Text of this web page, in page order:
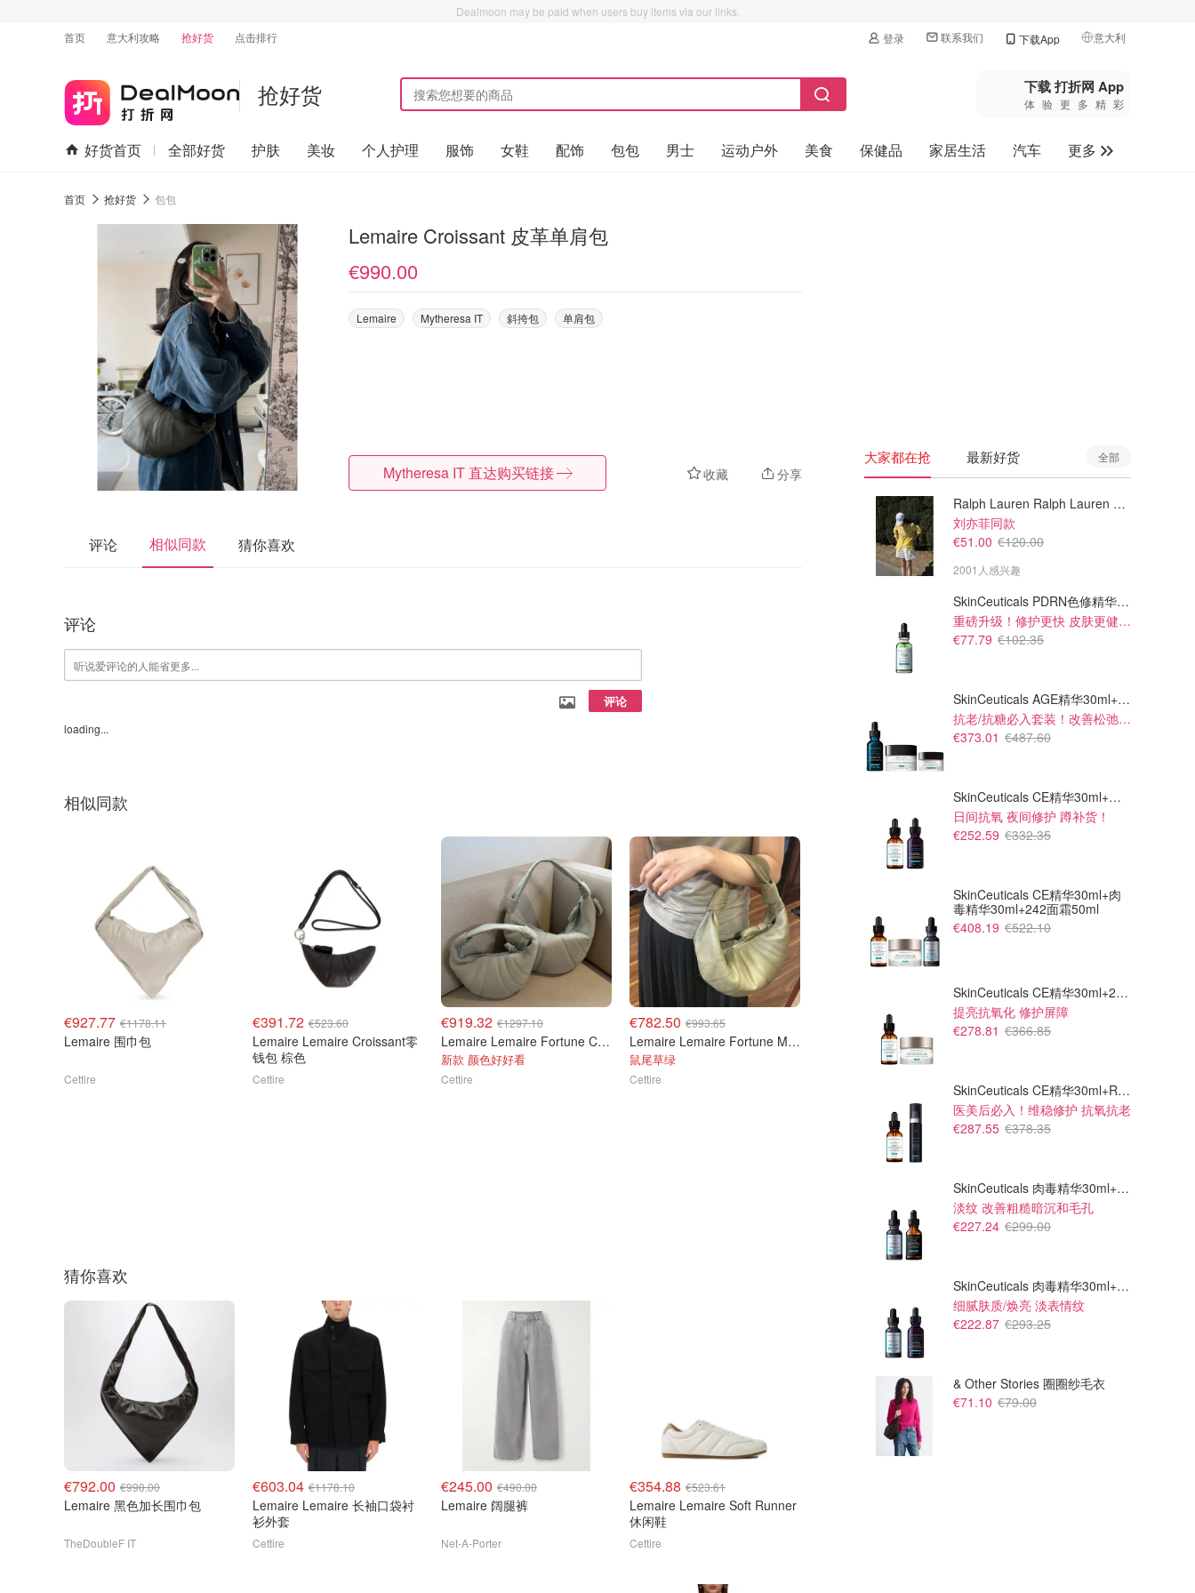
Dealmoon may be paid when users buy items via our links.
首页
意大利攻略 抢好货 点击排行 登录 联系我们 下载App 意大利
🇺🇸美国
🇨🇳中国
🇨🇦加拿大
抢好货 下载 打折网 App
体验更多精彩
好货首页 全部好货 护肤 美妆 个人护理 服饰 女鞋 配饰 包包 男士 运动户外 美食 保健品 家居生活 汽车
更多
首页 抢好货 包包
Lemaire Croissant 皮革单肩包
€990.00
Lemaire Mytheresa IT 斜挎包 单肩包
收藏 分享
Mytheresa IT 直达购买链接
评论 相似同款 猜你喜欢
评论
评论
loading...
相似同款
€927.77 €1178.11
Lemaire 围巾包
Cettire
€391.72 €523.60
Lemaire Lemaire Croissant零
钱包 棕色
Cettire
€919.32 €1297.10
Lemaire Lemaire Fortune Croissant 包
新款 颜色好好看
Cettire
€782.50 €993.65
Lemaire Lemaire Fortune Mini 手提包
鼠尾草绿
Cettire
€1374.45
Lemaire Lemaire Baguette 腰
€391.72 €523.60
Lemaire 可颂包钱包
猜你喜欢
€792.00 €990.00
Lemaire 黑色加长围巾包
TheDoubleF IT
€603.04 €1178.10
Lemaire Lemaire 长袖口袋衬
衫外套
Cettire
€245.00 €490.00
Lemaire 阔腿裤
Net-A-Porter
€354.88 €523.61
Lemaire Lemaire Soft Runner
休闲鞋
Cettire
大家都在抢 最新好货 全部
Ralph Lauren Ralph Lauren 男童亚麻衬衫
刘亦菲同款
€51.00 €120.00
2001人感兴趣
SkinCeuticals PDRN色修精华 30ml
重磅升级！修护更快 皮肤更健康！
€77.79 €102.35
SkinCeuticals AGE精华30ml+面霜48ml+眼霜15ml
抗老/抗糖必入套装！改善松弛 饱满紧致
€373.01 €487.60
SkinCeuticals CE精华30ml+紫米精华30ml
日间抗氧 夜间修护 蹲补货！
€252.59 €332.35
SkinCeuticals CE精华30ml+肉
毒精华30ml+242面霜50ml
€408.19 €522.10
SkinCeuticals CE精华30ml+242面霜50ml
提亮抗氧化 修护屏障
€278.81 €366.85
SkinCeuticals CE精华30ml+RGN面霜50ml
医美后必入！维稳修护 抗氧抗老
€287.55 €378.35
SkinCeuticals 肉毒精华30ml+细胞重组精华30ml
淡纹 改善粗糙暗沉和毛孔
€227.24 €299.00
SkinCeuticals 肉毒精华30ml+紫米精华30ml
细腻肤质/焕亮 淡表情纹
€222.87 €293.25
& Other Stories 圈圈纱毛衣
€71.10 €79.00